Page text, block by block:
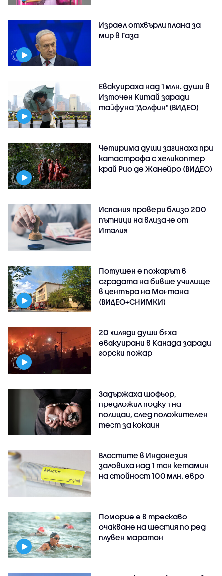
Израел отхвърли плана за
мир в Газа
Евакуираха над 1 млн. души в
Източен Китай заради
тайфуна "Долфин" (ВИДЕО)
Четирима души загинаха при
катастрофа с хеликоптер
край Рио де Жанейро (ВИДЕО)
Испания провери близо 200
пътници на влизане от
Италия
Потушен е пожарът в
сградата на бивше училище
в центъра на Монтана
(ВИДЕО+СНИМКИ)
20 хиляди души бяха
евакуирани в Канада заради
горски пожар
Задържаха шофьор,
предложил подкуп на
полицаи, след положителен
тест за кокаин
Властите в Индонезия
заловиха над 1 тон кетамин
на стойност 100 млн. евро
Поморие е в трескаво
очакване на шестия по ред
плувен маратон